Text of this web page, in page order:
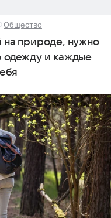
Общество
на природе, нужно
одежду и каждые